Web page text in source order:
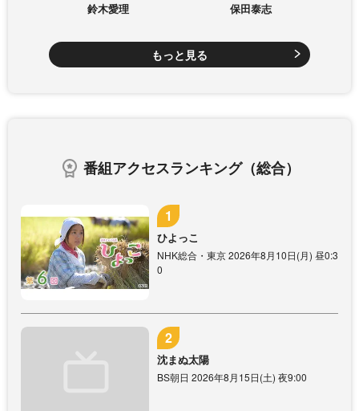
鈴木愛理 保田泰志
もっと見る
番組アクセスランキング（総合）
ひよっこ
NHK総合・東京 2026年8月10日(月) 昼0:3
0
沈まぬ太陽
BS朝日 2026年8月15日(土) 夜9:00